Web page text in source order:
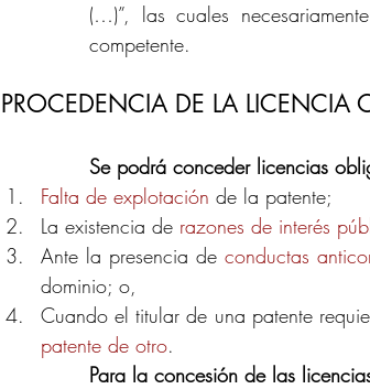
(…)”, las cuales
competente.
PROCEDENCIA DE LA LICENCIA
Se podrá conceder licencias
Falta de explotación de la patente;
La existencia de razones de interés
Ante la presencia de conductas
dominio; o,
Cuando el titular de una patente
patente de otro.
Para la concesión de las